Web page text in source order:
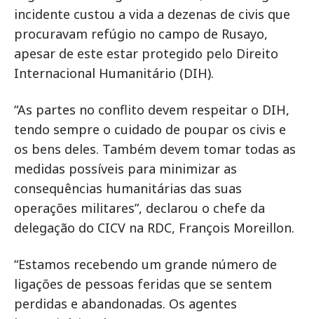
incidente custou a vida a dezenas de civis que
procuravam refúgio no campo de Rusayo,
apesar de este estar protegido pelo Direito
Internacional Humanitário (DIH).
“As partes no conflito devem respeitar o DIH,
tendo sempre o cuidado de poupar os civis e
os bens deles. Também devem tomar todas as
medidas possíveis para minimizar as
consequências humanitárias das suas
operações militares”, declarou o chefe da
delegação do CICV na RDC, François Moreillon.
“Estamos recebendo um grande número de
ligações de pessoas feridas que se sentem
perdidas e abandonadas. Os agentes